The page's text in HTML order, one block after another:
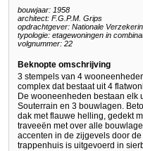
bouwjaar: 1958
architect: F.G.P.M. Grips
opdrachtgever: Nationale
typologie: etagewoningen in
volgnummer: 22
Beknopte omschrijving
3 stempels van 4
complex dat bestaat uit 4
De wooneenheden bestaan elk
Souterrain en 3 bouwlagen.
dak met flauwe helling, gedekt
traveeën met over alle
accenten in de zijgevels door
trappenhuis is uitgevoerd in